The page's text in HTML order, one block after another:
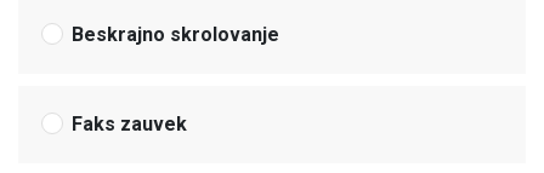
Beskrajno skrolovanje
Faks zauvek